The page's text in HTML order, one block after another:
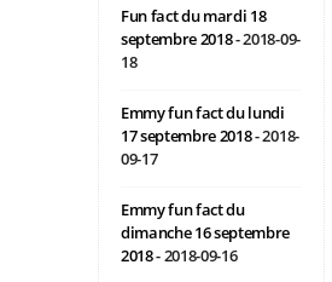
Fun fact du mardi 18
septembre 2018- 2018-09-
18
Emmy fun fact du lundi
17 septembre 2018- 2018-
09-17
Emmy fun fact du
dimanche 16 septembre
2018- 2018-09-16